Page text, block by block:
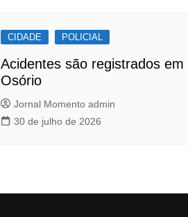
CIDADE POLICIAL
Acidentes são registrados em
Osório
Jornal Momento admin
30 de julho de 2026